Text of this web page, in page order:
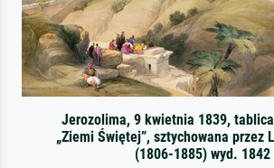
Jerozolima, 9 kwietnia 1839,
„Ziemi Świętej”, sztychowana przez
(1806-1885) wyd. 1842